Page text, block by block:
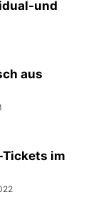
und
aus
im